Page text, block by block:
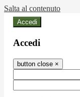
Salta al contenuto
Accedi
Accedi
button close ×